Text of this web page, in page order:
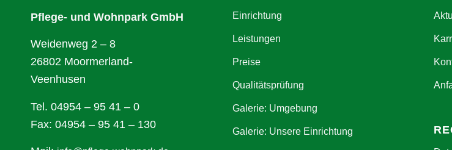
Pflege- und Wohnpark GmbH
Weidenweg 2 – 8
26802 Moormerland-
Veenhusen
Tel. 04954 – 95 41 – 0
Fax: 04954 – 95 41 – 130
Einrichtung
Leistungen
Preise
Qualitätsprüfung
Galerie: Umgebung
Galerie: Unsere Einrichtung